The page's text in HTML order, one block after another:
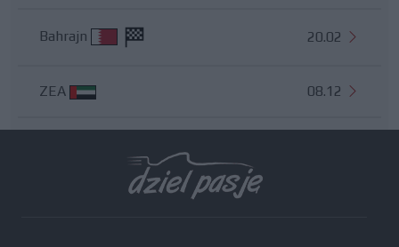
Bahrajn 20.02
ZEA 08.12